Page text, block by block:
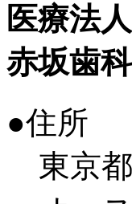
医療法
赤坂歯
●住所
東京